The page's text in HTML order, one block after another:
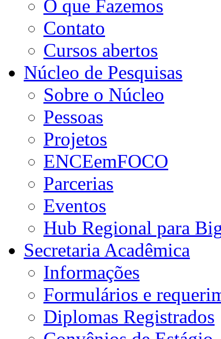
O que Fazemos
Contato
Cursos abertos
Núcleo de Pesquisas
Sobre o Núcleo
Pessoas
Projetos
ENCEemFOCO
Parcerias
Eventos
Hub Regional para
Secretaria Acadêmica
Informações
Formulários e
Diplomas Registrados